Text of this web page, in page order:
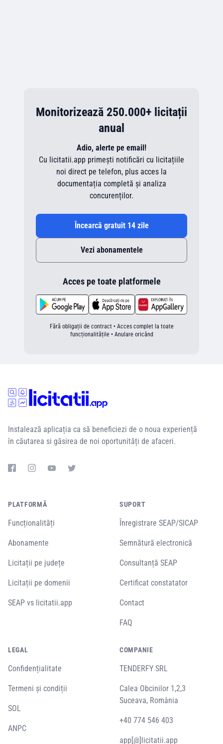
Monitorizează 250.000+ licitații
anual
Adio, alerte pe email!
Cu licitatii.app primești notificări cu licitațiile
noi direct pe telefon, plus acces la
documentația completă și analiza
concurenților.
Încearcă gratuit 14 zile
Vezi abonamentele
Acces pe toate platformele
Fără obligații de contract • Acces complet la toate
funcționalitățile • Anulare oricând
Instalează aplicația ca să beneficiezi de o noua experiență
în căutarea si găsirea de noi oportunități de afaceri.
PLATFORMĂ
Funcționalități
Abonamente
Licitații pe județe
Licitații pe domenii
SEAP vs licitatii.app
SUPORT
Înregistrare SEAP/SICAP
Semnătură electronică
Consultanță SEAP
Certificat constatator
Contact
FAQ
LEGAL
Confidențialitate
Termeni și condiții
SOL
ANPC
COMPANIE
TENDERFY SRL
Calea Obcinilor 1,2,3
Suceava, România
+40 774 546 403
app[@]licitatii.app